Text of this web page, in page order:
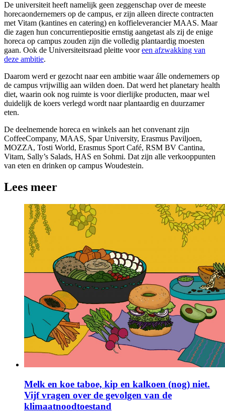
De universiteit heeft namelijk geen zeggenschap over de meeste
horecaondernemers op de campus, er zijn alleen directe contracten
met Vitam (kantines en catering) en koffieleverancier MAAS. Maar
die zagen hun concurrentiepositie ernstig aangetast als zij de enige
horeca op campus zouden zijn die volledig plantaardig moesten
gaan. Ook de Universiteitsraad pleitte vooreen afzwakking van
deze ambitie.
Daarom werd er gezocht naar een ambitie waar álle ondernemers op
de campus vrijwillig aan wilden doen. Dat werd het planetary health
diet, waarin ook nog ruimte is voor dierlijke producten, maar wel
duidelijk de koers verlegd wordt naar plantaardig en duurzamer
eten.
De deelnemende horeca en winkels aan het convenant zijn
CoffeeCompany, MAAS, Spar University, Erasmus Paviljoen,
MOZZA, Tosti World, Erasmus Sport Café, RSM BV Cantina,
Vitam, Sally’s Salads, HAS en Sohmi. Dat zijn alle verkooppunten
van eten en drinken op campus Woudestein.
Lees meer
Melk en koe taboe, kip en kalkoen (nog) niet.
Vijf vragen over de gevolgen van de
klimaatnoodtoestand